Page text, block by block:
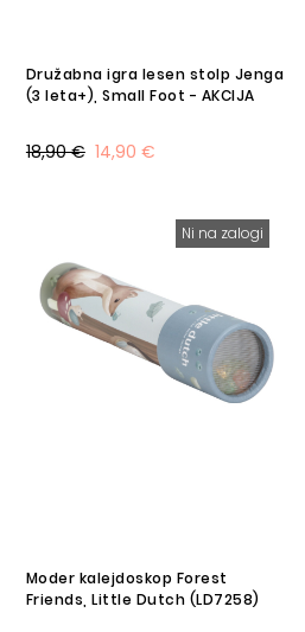
Družabna igra lesen stolp Jenga
(3 leta+), Small Foot - AKCIJA
14,90 €
18,90 €
Ni na zalogi
Moder kalejdoskop Forest
Friends, Little Dutch (LD7258)